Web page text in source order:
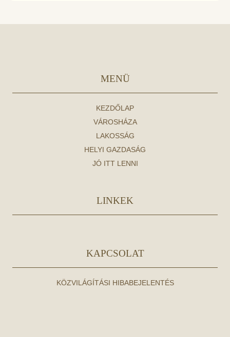
MENÜ
KEZDŐLAP
VÁROSHÁZA
LAKOSSÁG
HELYI GAZDASÁG
JÓ ITT LENNI
LINKEK
KAPCSOLAT
KÖZVILÁGÍTÁSI HIBABEJELENTÉS